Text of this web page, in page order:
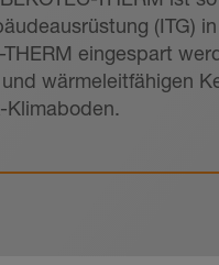
(ITG)
eingespart
wärmeleitfähigen
Klimaboden.